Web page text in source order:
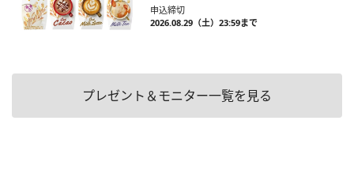
申込締切
2026.08.29（土）23:59まで
プレゼント＆モニター一覧を見る